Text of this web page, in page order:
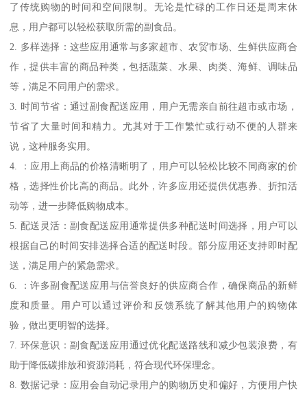
了传统购物的时间和空间限制。无论是忙碌的工作日还是周末休
息，用户都可以轻松获取所需的副食品。
2. 多样选择：这些应用通常与多家超市、农贸市场、生鲜供应商合
作，提供丰富的商品种类，包括蔬菜、水果、肉类、海鲜、调味品
等，满足不同用户的需求。
3. 时间节省：通过副食配送应用，用户无需亲自前往超市或市场，
节省了大量时间和精力。尤其对于工作繁忙或行动不便的人群来
说，这种服务实用。
4. ：应用上商品的价格清晰明了，用户可以轻松比较不同商家的价
格，选择性价比高的商品。此外，许多应用还提供优惠券、折扣活
动等，进一步降低购物成本。
5. 配送灵活：副食配送应用通常提供多种配送时间选择，用户可以
根据自己的时间安排选择合适的配送时段。部分应用还支持即时配
送，满足用户的紧急需求。
6. ：许多副食配送应用与信誉良好的供应商合作，确保商品的新鲜
度和质量。用户可以通过评价和反馈系统了解其他用户的购物体
验，做出更明智的选择。
7. 环保意识：副食配送应用通过优化配送路线和减少包装浪费，有
助于降低碳排放和资源消耗，符合现代环保理念。
8. 数据记录：应用会自动记录用户的购物历史和偏好，方便用户快